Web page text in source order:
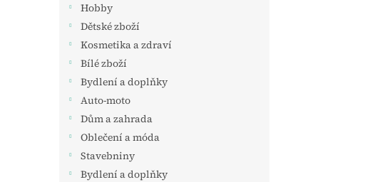
Hobby
Dětské zboží
Kosmetika a zdraví
Bílé zboží
Bydlení a doplňky
Auto-moto
Dům a zahrada
Oblečení a móda
Stavebniny
Bydlení a doplňky